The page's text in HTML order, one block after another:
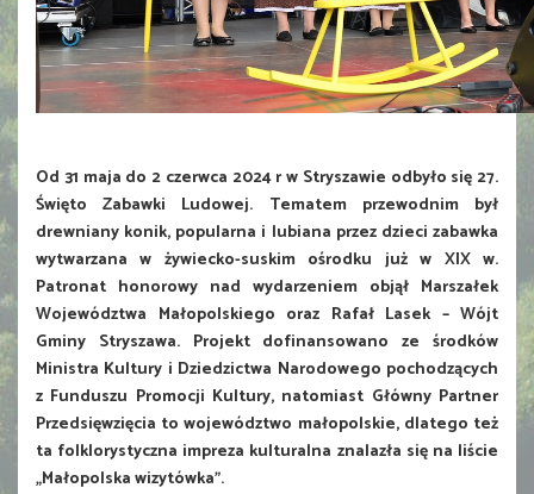
Od 31 maja do 2 czerwca 2024 r w Stryszawie odbyło się 27.
Święto Zabawki Ludowej. Tematem przewodnim był
drewniany konik, popularna i lubiana przez dzieci zabawka
wytwarzana w żywiecko-suskim ośrodku już w XIX w.
Patronat honorowy nad wydarzeniem objął Marszałek
Województwa Małopolskiego oraz Rafał Lasek – Wójt
Gminy Stryszawa. Projekt dofinansowano ze środków
Ministra Kultury i Dziedzictwa Narodowego pochodzących
z Funduszu Promocji Kultury, natomiast Główny Partner
Przedsięwzięcia to województwo małopolskie, dlatego też
ta folklorystyczna impreza kulturalna znalazła się na liście
„Małopolska wizytówka”.